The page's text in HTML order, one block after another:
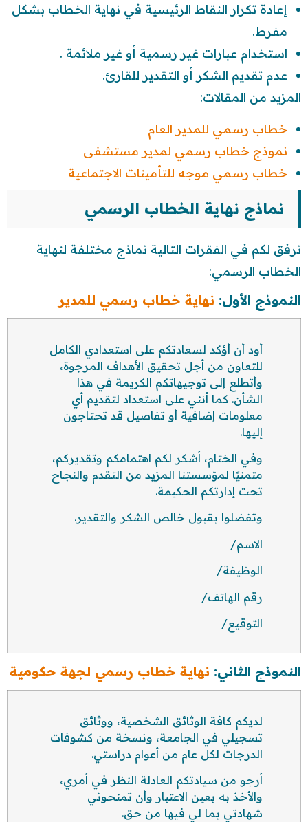
إعادة تكرار النقاط الرئيسية في نهاية الخطاب بشكل
مفرط.
استخدام عبارات غير رسمية أو غير ملائمة .
عدم تقديم الشكر أو التقدير للقارئ.
المزيد من المقالات:
خطاب رسمي للمدير العام
نموذج خطاب رسمي لمدير مستشفى
خطاب رسمي موجه للتأمينات الاجتماعية
نماذج نهاية الخطاب الرسمي
نرفق لكم في الفقرات التالية نماذج مختلفة لنهاية
الخطاب الرسمي:
النموذج الأول: نهاية خطاب رسمي للمدير
أود أن أؤكد لسعادتكم على استعدادي الكامل
للتعاون من أجل تحقيق الأهداف المرجوة،
وأتطلع إلى توجيهاتكم الكريمة في هذا
الشأن. كما أنني على استعداد لتقديم أي
معلومات إضافية أو تفاصيل قد تحتاجون
إليها.
وفي الختام، أشكر لكم اهتمامكم وتقديركم،
متمنيًا لمؤسستنا المزيد من التقدم والنجاح
تحت إدارتكم الحكيمة.
وتفضلوا بقبول خالص الشكر والتقدير.
الاسم/
الوظيفة/
رقم الهاتف/
التوقيع/
النموذج الثاني: نهاية خطاب رسمي لجهة حكومية
لديكم كافة الوثائق الشخصية، ووثائق
تسجيلي في الجامعة، ونسخة من كشوفات
الدرجات لكل عام من أعوام دراستي.
أرجو من سيادتكم العادلة النظر في أمري،
والأخذ به بعين الاعتبار وأن تمنحوني
شهادتي بما لي فيها من حق.